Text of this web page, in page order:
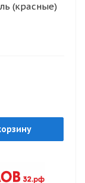
(красные)